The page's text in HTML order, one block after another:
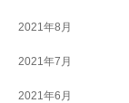
2021年8月
2021年7月
2021年6月